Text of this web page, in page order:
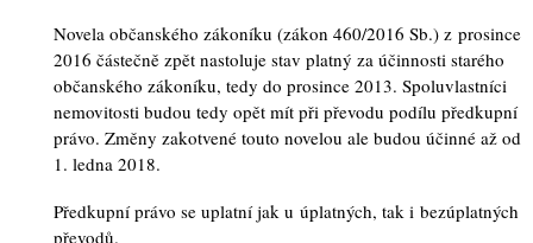
Novela občanského zákoníku (zákon 460/2016 Sb.) z prosince
2016 částečně zpět nastoluje stav platný za účinnosti starého
občanského zákoníku, tedy do prosince 2013. Spoluvlastníci
nemovitosti budou tedy opět mít při převodu podílu předkupní
právo. Změny zakotvené touto novelou ale budou účinné až od
1. ledna 2018.
Předkupní právo se uplatní jak u úplatných, tak i bezúplatných
převodů.